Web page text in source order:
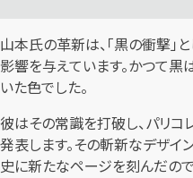
山本氏の革新は、「黒の衝撃」
影響を与えています。かつて黒
いた色でした。
彼はその常識を打破し、パリコ
発表します。その斬新なデザイ
史に新たなページを刻んだので